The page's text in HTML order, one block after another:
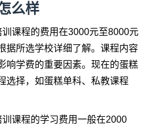
么样
课程的费用在3000元至8000元
据所选学校详细了解。课程内容
响学费的重要因素。现在的蛋糕
选择，如蛋糕单科、私教课程
课程的学习费用一般在2000